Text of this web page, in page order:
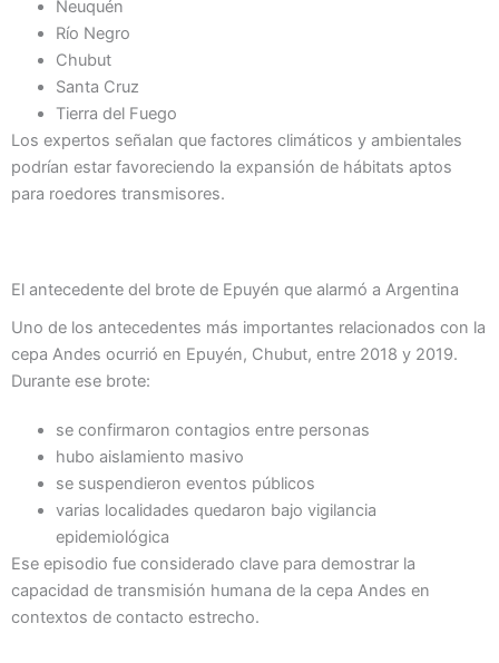
Neuquén
Río Negro
Chubut
Santa Cruz
Tierra del Fuego
Los expertos señalan que factores climáticos y ambientales
podrían estar favoreciendo la expansión de hábitats aptos
para roedores transmisores.
El antecedente del brote de Epuyén que alarmó a Argentina
Uno de los antecedentes más importantes relacionados con la
cepa Andes ocurrió en Epuyén, Chubut, entre 2018 y 2019.
Durante ese brote:
se confirmaron contagios entre personas
hubo aislamiento masivo
se suspendieron eventos públicos
varias localidades quedaron bajo vigilancia
epidemiológica
Ese episodio fue considerado clave para demostrar la
capacidad de transmisión humana de la cepa Andes en
contextos de contacto estrecho.